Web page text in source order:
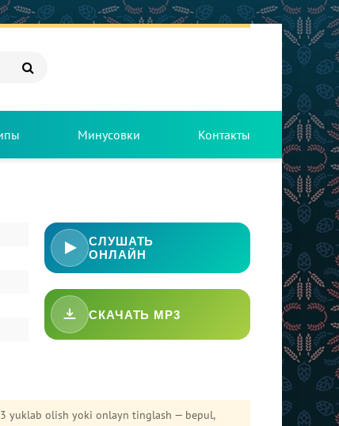
Минусовки Контакты
СЛУШАТЬ
ОНЛАЙН
СКАЧАТЬ MP3
yuklab olish yoki onlayn tinglash — bepul,